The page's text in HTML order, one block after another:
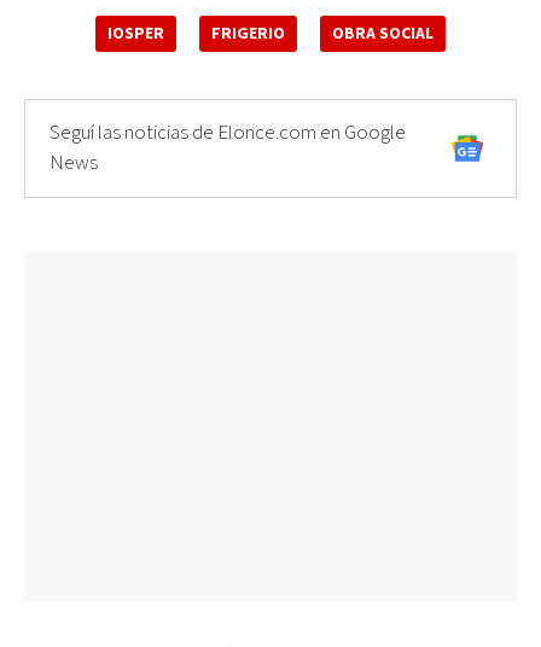
IOSPER FRIGERIO OBRA SOCIAL
Seguí las noticias de Elonce.com en Google
News